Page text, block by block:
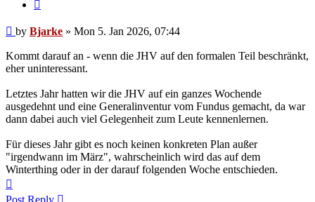
Post
by Bjarke » Mon 5. Jan 2026, 07:44
Kommt darauf an - wenn die JHV auf den formalen Teil beschränkt,
eher uninteressant.
Letztes Jahr hatten wir die JHV auf ein ganzes Wochende
ausgedehnt und eine Generalinventur vom Fundus gemacht, da war
dann dabei auch viel Gelegenheit zum Leute kennenlernen.
Für dieses Jahr gibt es noch keinen konkreten Plan außer
"irgendwann im März", wahrscheinlich wird das auf dem
Winterthing oder in der darauf folgenden Woche entschieden.
Post Reply